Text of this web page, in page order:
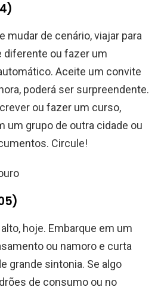
mudar de cenário, viajar para
diferente ou fazer um
Aceite um convite
poderá ser surpreendente.
ou fazer um curso,
um grupo de outra cidade ou
Circule!
hoje. Embarque em um
ou namoro e curta
grande sintonia. Se algo
de consumo ou no